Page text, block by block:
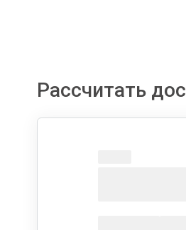
Рассчитать